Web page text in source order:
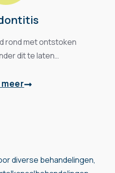
rond met ontstoken
dit te laten…
meer
diverse behandelingen,